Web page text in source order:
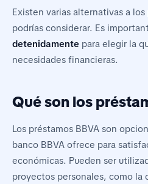
Existen varias alternativas a
podrías considerar. Es
detenidamente para elegir la
necesidades financieras.
Qué son los
Los préstamos BBVA son
banco BBVA ofrece para
económicas. Pueden ser
proyectos personales, como la